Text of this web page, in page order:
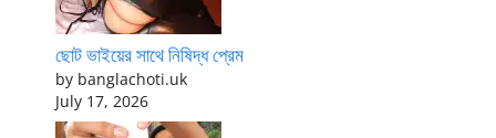
ছোট ভাইয়ের সাথে নিষিদ্ধ প্রেম
by banglachoti.uk
July 17, 2026